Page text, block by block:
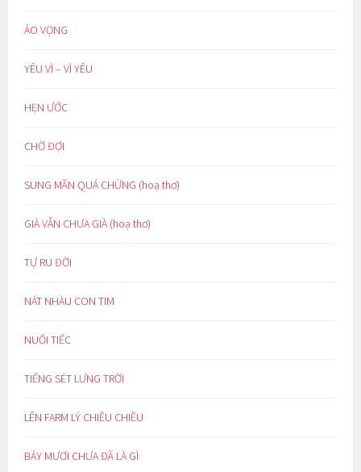
ẢO VỌNG
YÊU VÌ – VÌ YÊU
HẸN ƯỚC
CHỜ ĐỢI
SUNG MÃN QUÁ CHỪNG (hoạ thơ)
GIÀ VẪN CHƯA GIÀ (hoạ thơ)
TỰ RU ĐỜI
NÁT NHÀU CON TIM
NUỐI TIẾC
TIẾNG SÉT LƯNG TRỜI
LÊN FARM LÝ CHIỀU CHIỀU
BẢY MƯƠI CHƯA ĐÃ LÀ GÌ